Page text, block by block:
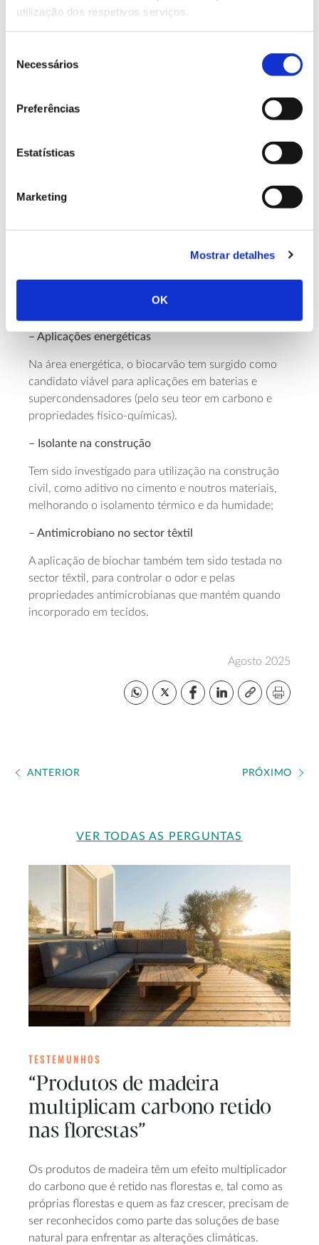
utilização dos respetivos serviços.
Necessários
Preferências
Estatísticas
Marketing
Mostrar detalhes
OK
superficial e capacidade de troca catiónica
(capacidade para reter e disponibilizar catiões como
também eficaz na retenção e
apresentando capacidade de remediação de solos
contaminados por pesticidas e outros poluentes, de
purificação do ar.
A sua utilização como suplemento na alimentação
das emissões de metano, aumento da produção de
– Aplicações energéticas
Na área energética, o biocarvão tem surgido como
candidato viável para aplicações em baterias e
supercondensadores (pelo seu teor em carbono e
propriedades físico-químicas).
– Isolante na construção
Tem sido investigado para utilização na construção
civil, como aditivo no cimento e noutros materiais,
melhorando o isolamento térmico e da humidade;
– Antimicrobiano no sector têxtil
A aplicação de biochar também tem sido testada no
sector têxtil, para controlar o odor e pelas
propriedades antimicrobianas que mantém quando
incorporado em tecidos.
Agosto 2025
ANTERIOR PRÓXIMO
VER TODAS AS PERGUNTAS
TESTEMUNHOS
“Produtos de madeira
multiplicam carbono retido
nas florestas”
Os produtos de madeira têm um efeito multiplicador
do carbono que é retido nas florestas e, tal como as
próprias florestas e quem as faz crescer, precisam de
ser reconhecidos como parte das soluções de base
natural para enfrentar as alterações climáticas.